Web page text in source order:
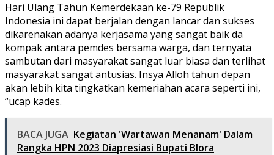
Hari Ulang Tahun Kemerdekaan ke-79 Republik
Indonesia ini dapat berjalan dengan lancar dan sukses
dikarenakan adanya kerjasama yang sangat baik da
kompak antara pemdes bersama warga, dan ternyata
sambutan dari masyarakat sangat luar biasa dan terlihat
masyarakat sangat antusias. Insya Alloh tahun depan
akan lebih kita tingkatkan kemeriahan acara seperti ini,
“ucap kades.
BACA JUGA Kegiatan 'Wartawan Menanam' Dalam
Rangka HPN 2023 Diapresiasi Bupati Blora